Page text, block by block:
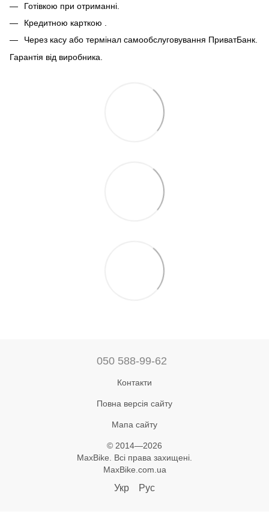
Готівкою при отриманні.
Кредитною карткою .
Через касу або термінал самообслуговування ПриватБанк.
Гарантія від виробника.
050 588-99-62
Контакти
Повна версія сайту
Мапа сайту
© 2014—2026
MaxBike. Всі права захищені.
MaxBike.com.ua
Укр Рус